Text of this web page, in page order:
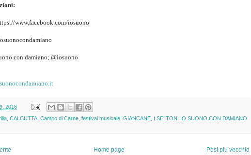
www.facebook.com/iosuono
con damiano; @iosuono
2016
CALCUTTA Campo di Carne festival musicale GIANCANE I SELTON
IO SUONO CON DAMIANO
Post più vecchio
Home page